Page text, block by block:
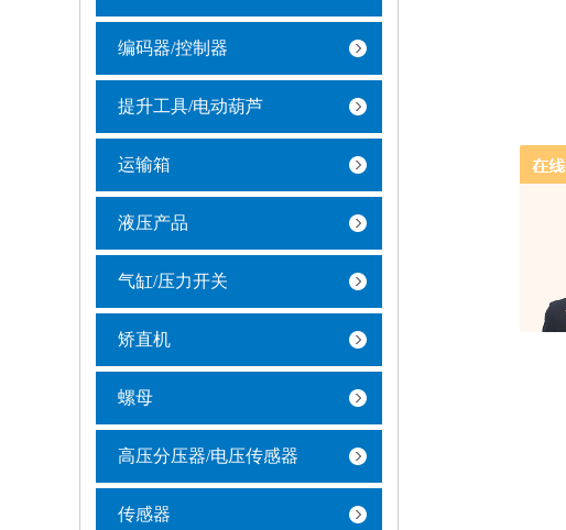
编码器/控制器
提升工具/电动葫芦
运输箱
液压产品
气缸/压力开关
矫直机
螺母
高压分压器/电压传感器
传感器